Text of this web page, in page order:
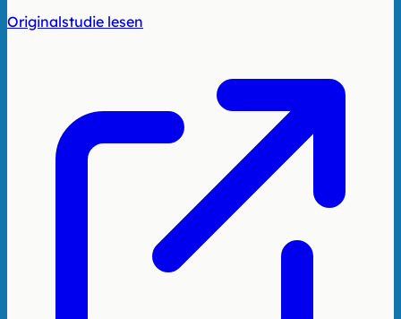
Originalstudie lesen